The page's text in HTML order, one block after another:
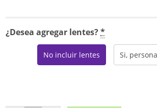
¿Desea agregar lentes?*
No incluir lentes Si,